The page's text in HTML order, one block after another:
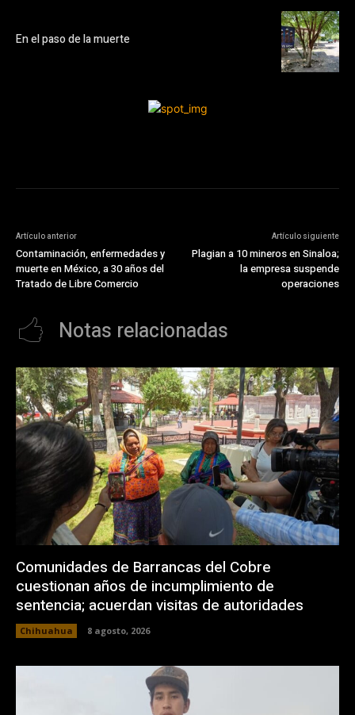
En el paso de la muerte
Artículo anterior
Contaminación, enfermedades y
muerte en México, a 30 años del
Tratado de Libre Comercio
Artículo siguiente
Plagian a 10 mineros en Sinaloa;
la empresa suspende
operaciones
Notas relacionadas
Comunidades de Barrancas del Cobre
cuestionan años de incumplimiento de
sentencia; acuerdan visitas de autoridades
Chihuahua 8 agosto, 2026